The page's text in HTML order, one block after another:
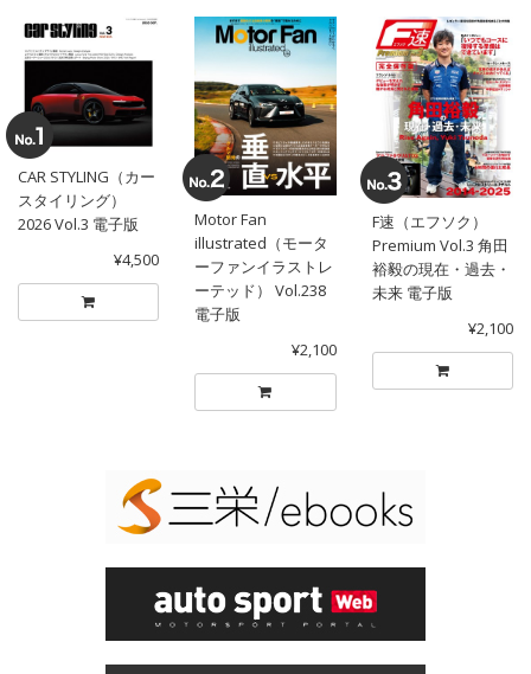
CAR STYLING（カー
スタイリング）
2026 Vol.3 電子版
¥4,500
Motor Fan
illustrated（モータ
ーファンイラストレ
ーテッド） Vol.238
電子版
¥2,100
F速（エフソク）
Premium Vol.3 角田
裕毅の現在・過去・
未来 電子版
¥2,100